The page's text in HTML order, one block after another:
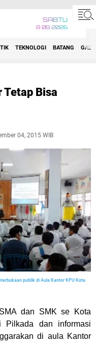
SABTU
8 08 2026
TEKNOLOGI BATANG
Tetap Bisa
04, 2015 WIB
publik di Aula Kantor KPU Kota
dan SMK se Kota
Pilkada dan informasi
di aula Kantor